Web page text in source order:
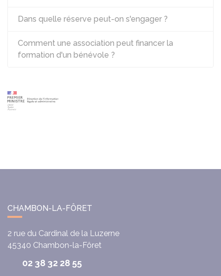
Dans quelle réserve peut-on s'engager ?
Comment une association peut financer la
formation d'un bénévole ?
CHAMBON-LA-FÔRET
2 rue du Cardinal de la Luzerne
45340 Chambon-la-Fôret
02 38 32 28 55